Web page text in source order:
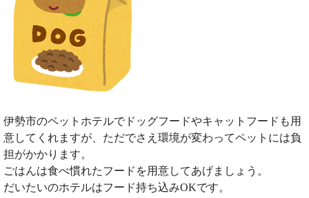
伊勢市のペットホテルでドッグフードやキャットフードも用
意してくれますが、ただでさえ環境が変わってペットには負
担がかかります。
ごはんは食べ慣れたフードを用意してあげましょう。
だいたいのホテルはフード持ち込みOKです。